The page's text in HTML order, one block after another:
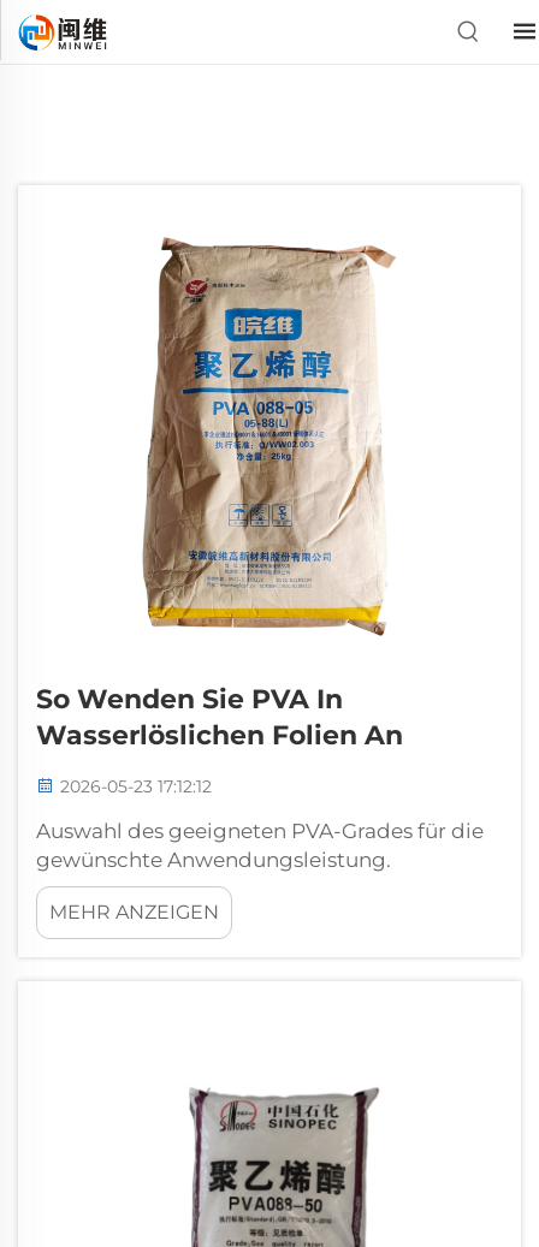
So Wenden Sie PVA In
Wasserlöslichen Folien An
2026-05-23 17:12:12
Auswahl des geeigneten PVA-Grades für die
gewünschte Anwendungsleistung.
Abstimmung des Verseifungsgrades und der
Molmasse auf Lösungsgeschwindigkeit und
mechanische Festigkeit. Die Auswahl des
MEHR ANZEIGEN